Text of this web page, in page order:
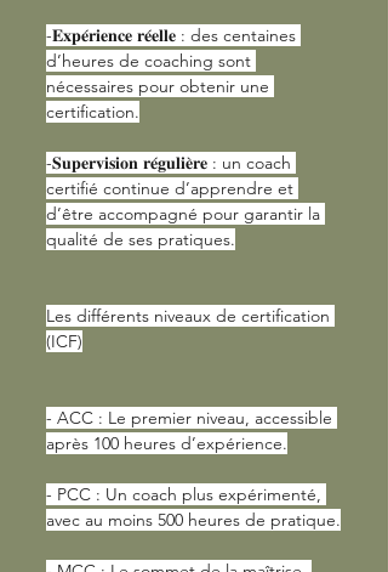
-𝐄𝐱𝐩𝐞́𝐫𝐢𝐞𝐧𝐜𝐞 𝐫𝐞́𝐞𝐥𝐥𝐞 : des centaines
d’heures de coaching sont
nécessaires pour obtenir une
certification.
-𝐒𝐮𝐩𝐞𝐫𝐯𝐢𝐬𝐢𝐨𝐧 𝐫𝐞́𝐠𝐮𝐥𝐢𝐞̀𝐫𝐞 : un coach
certifié continue d’apprendre et
d’être accompagné pour garantir la
qualité de ses pratiques.
Les différents niveaux de certification
(ICF)
- ACC : Le premier niveau, accessible
après 100 heures d’expérience.
- PCC : Un coach plus expérimenté,
avec au moins 500 heures de pratique.